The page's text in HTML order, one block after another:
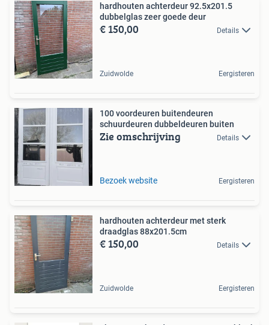
hardhouten achterdeur 92.5x201.5
dubbelglas zeer goede deur
€ 150,00 Details
Zuidwolde Eergisteren
100 voordeuren buitendeuren
schuurdeuren dubbeldeuren buiten
Zie omschrijving Details
Bezoek website Eergisteren
hardhouten achterdeur met sterk
draadglas 88x201.5cm
€ 150,00 Details
Zuidwolde Eergisteren